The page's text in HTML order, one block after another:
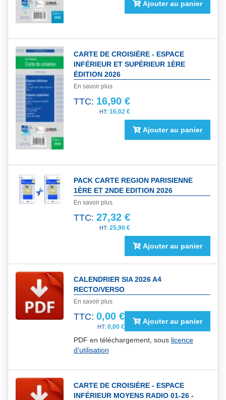
Ajouter au panier
CARTE DE CROISIÈRE - ESPACE
INFÉRIEUR ET SUPÉRIEUR 1ÈRE
ÉDITION 2026
En savoir plus
TTC: 16,90 €
16,02 €
Ajouter au panier
PACK CARTE REGION PARISIENNE
1ÈRE ET 2NDE EDITION 2026
En savoir plus
TTC: 27,32 €
25,90 €
Ajouter au panier
CALENDRIER SIA 2026 A4
RECTO/VERSO
En savoir plus
TTC: 0,00 €
0,00 €
Ajouter au panier
PDF en téléchargement, sous licence
d'utilisation
CARTE DE CROISIÈRE - ESPACE
INFÉRIEUR MOYENS RADIO 01-26 -